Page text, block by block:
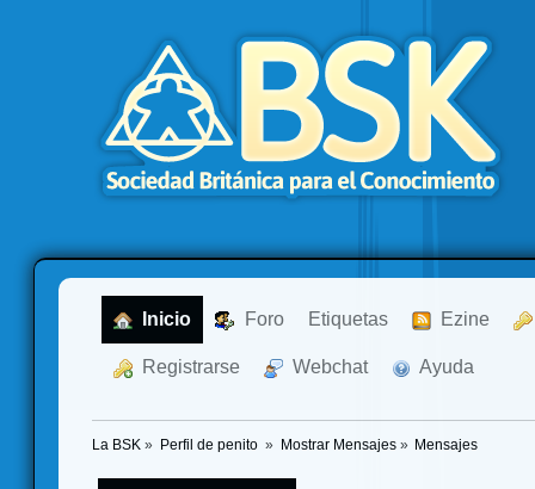
Inicio Foro Etiquetas Ezine
Registrarse Webchat Ayuda
La BSK » Perfil de penito » Mostrar Mensajes» Mensajes